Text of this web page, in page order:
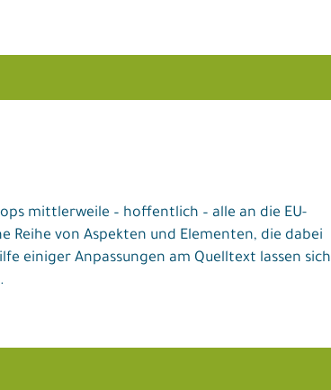
mittlerweile – hoffentlich – alle an die EU-
Reihe von Aspekten und Elementen, die dabei
einiger Anpassungen am Quelltext lassen sich